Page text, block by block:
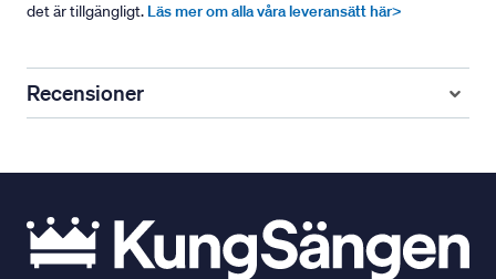
det är tillgängligt. Läs mer om alla våra leveransätt här>
Recensioner